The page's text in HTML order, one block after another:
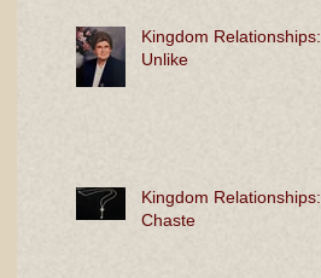
Kingdom Relationships:
Unlike
Kingdom Relationships:
Chaste